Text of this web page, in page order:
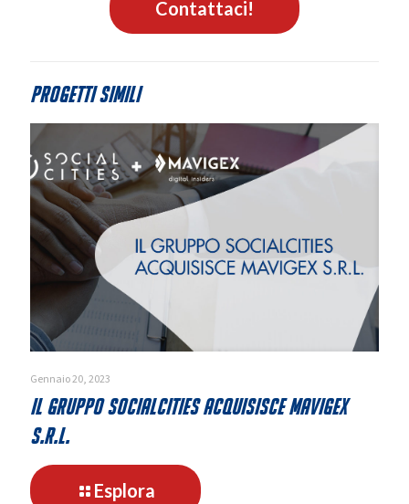
Contattaci!
Progetti simili
Gennaio 20, 2023
Il gruppo SocialCities acquisisce Mavigex
s.r.l.
Esplora